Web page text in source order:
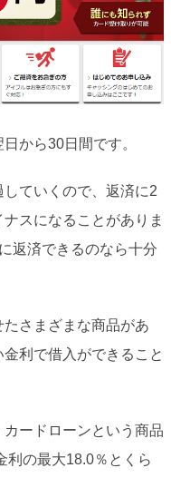
から30日間です。
ていくので、返済に2
スになることがありま
返済できるのなら十分
さまざまな商品があ
利で借入ができること
ードローンという商品
利の最大18.0％とくら